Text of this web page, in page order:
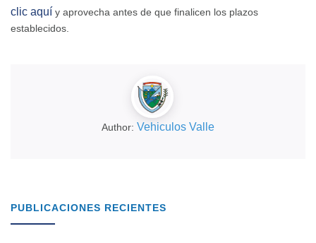
clic aquí y aprovecha antes de que finalicen los plazos
establecidos.
Author: Vehiculos Valle
PUBLICACIONES RECIENTES